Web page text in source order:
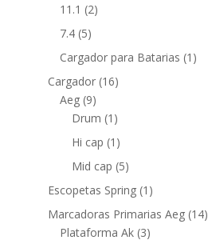
11.1 (2)
7.4 (5)
Cargador para Batarias (1)
Cargador (16)
Aeg (9)
Drum (1)
Hi cap (1)
Mid cap (5)
Escopetas Spring (1)
Marcadoras Primarias Aeg (14)
Plataforma Ak (3)